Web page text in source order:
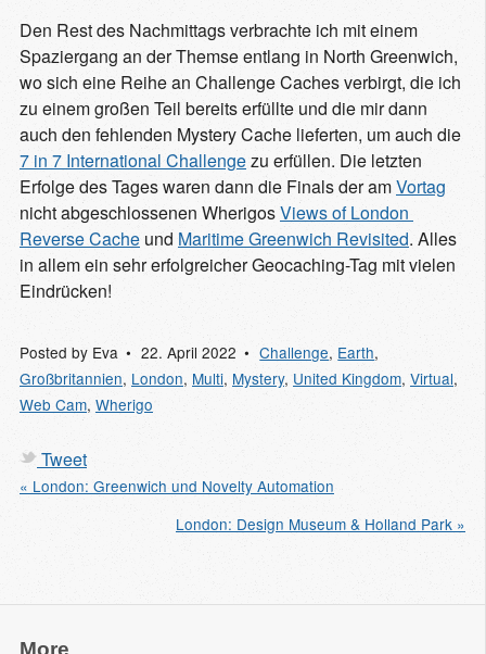
Den Rest des Nachmittags verbrachte ich mit einem
Spaziergang an der Themse entlang in North Greenwich,
wo sich eine Reihe an Challenge Caches verbirgt, die ich
zu einem großen Teil bereits erfüllte und die mir dann
auch den fehlenden Mystery Cache lieferten, um auch die
7 in 7 International Challengezu erfüllen. Die letzten
Erfolge des Tages waren dann die Finals der amVortag
nicht abgeschlossenen WherigosViews of London
Reverse Cache und Maritime Greenwich Revisited. Alles
in allem ein sehr erfolgreicher Geocaching-Tag mit vielen
Eindrücken!
Posted by Eva 22. April 2022 Challenge, Earth,
Großbritannien, London, Multi, Mystery, United Kingdom, Virtual,
Web Cam, Wherigo
Tweet
« London: Greenwich und Novelty Automation
London: Design Museum & Holland Park »
More